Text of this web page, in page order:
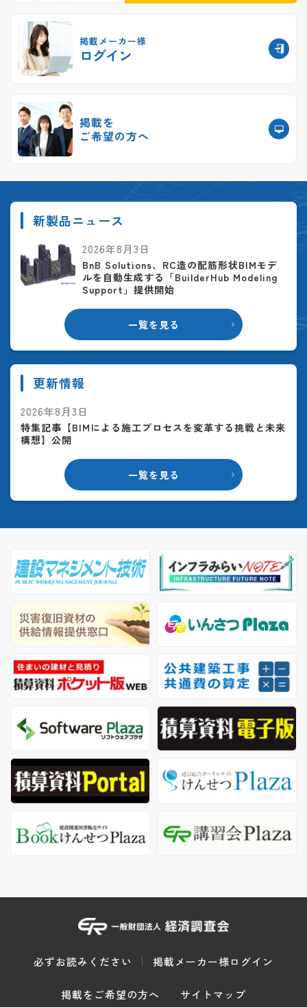
掲載メーカー様
ログイン
掲載を
ご希望の方へ
新製品ニュース
一覧を見る
2026年8月3日
BnB Solutions、RC造の配筋形状BIMモデ
ルを自動生成する「BuilderHub Modeling
Support」提供開始
更新情報
一覧を見る
2026年8月3日
特集記事【BIMによる施工プロセスを変革する挑戦と未来
構想】公開
必ずお読みください 掲載メーカー様ログイン
掲載をご希望の方へ サイトマップ